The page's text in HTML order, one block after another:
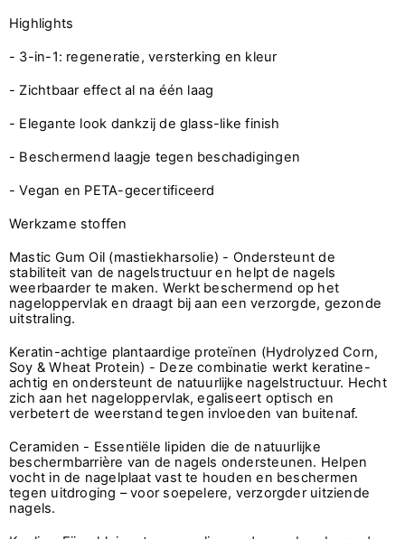
Highlights
- 3-in-1: regeneratie, versterking en kleur
- Zichtbaar effect al na één laag
- Elegante look dankzij de glass-like finish
- Beschermend laagje tegen beschadigingen
- Vegan en PETA-gecertificeerd
Werkzame stoffen
Mastic Gum Oil (mastiekharsolie) - Ondersteunt de
stabiliteit van de nagelstructuur en helpt de nagels
weerbaarder te maken. Werkt beschermend op het
nageloppervlak en draagt bij aan een verzorgde, gezonde
uitstraling.
Keratin-achtige plantaardige proteïnen (Hydrolyzed Corn,
Soy & Wheat Protein) - Deze combinatie werkt keratine-
achtig en ondersteunt de natuurlijke nagelstructuur. Hecht
zich aan het nageloppervlak, egaliseert optisch en
verbetert de weerstand tegen invloeden van buitenaf.
Ceramiden - Essentiële lipiden die de natuurlijke
beschermbarrière van de nagels ondersteunen. Helpen
vocht in de nagelplaat vast te houden en beschermen
tegen uitdroging – voor soepelere, verzorgder uitziende
nagels.